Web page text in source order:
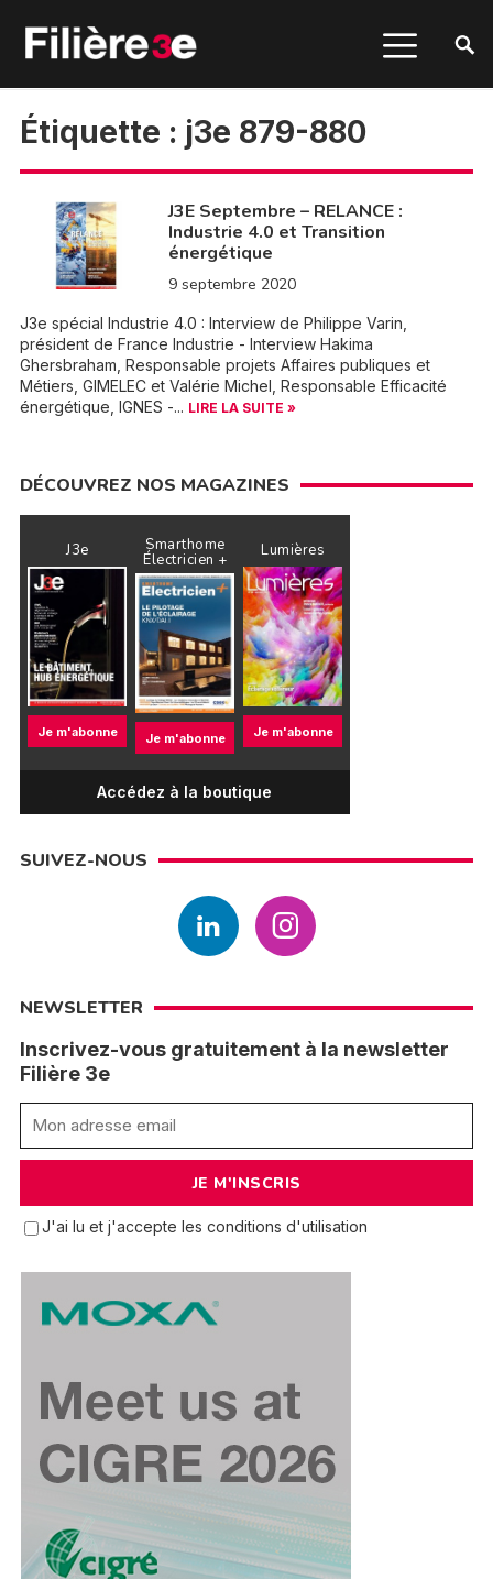
Étiquette : j3e 879-880
J3E Septembre – RELANCE :
Industrie 4.0 et Transition
énergétique
9 septembre 2020
J3e spécial Industrie 4.0 : Interview de Philippe Varin,
président de France Industrie - Interview Hakima
Ghersbraham, Responsable projets Affaires publiques et
Métiers, GIMELEC et Valérie Michel, Responsable Efficacité
énergétique, IGNES -... LIRE LA SUITE »
DÉCOUVREZ NOS MAGAZINES
J3e
Je m'abonne
Smarthome
Électricien +
Je m'abonne
Lumières
Je m'abonne
Accédez à la boutique
SUIVEZ-NOUS
NEWSLETTER
Inscrivez-vous gratuitement à la newsletter
Filière 3e
J'ai lu et j'accepte les conditions d'utilisation